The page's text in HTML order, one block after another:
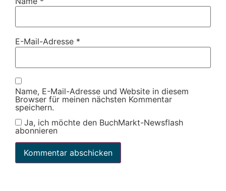
E-Mail-Adresse *
Name, E-Mail-Adresse und Website in diesem
Browser für meinen nächsten Kommentar
speichern.
Ja, ich möchte den BuchMarkt-Newsflash
abonnieren